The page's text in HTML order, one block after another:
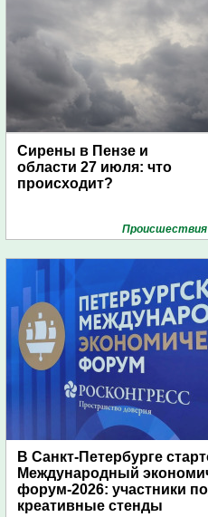
Сирены в Пензе и
области 27 июля: что
происходит?
Проиcшествия
В Санкт-Петербурге
Международный
форум-2026: участники
креативные стенды